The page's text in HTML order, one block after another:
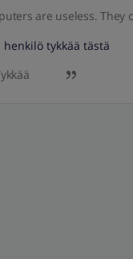
are useless. They
henkilö tykkää tästä